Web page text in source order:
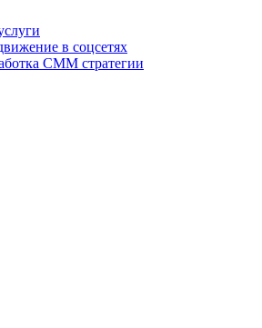
в соцсетях
СММ стратегии